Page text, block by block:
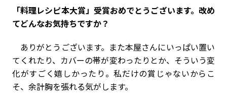
――「料理レシピ本大賞」受賞おめでとうございます。改め
てどんなお気持ちですか？
ありがとうございます。また本屋さんにいっぱい置い
てくれたり、カバーの帯が変わったりとか、そういう変
化がすごく嬉しかったり。私だけの賞じゃないからこ
そ、余計胸を張れる気がします。